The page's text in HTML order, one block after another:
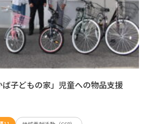
子どもの家」児童への物品支援